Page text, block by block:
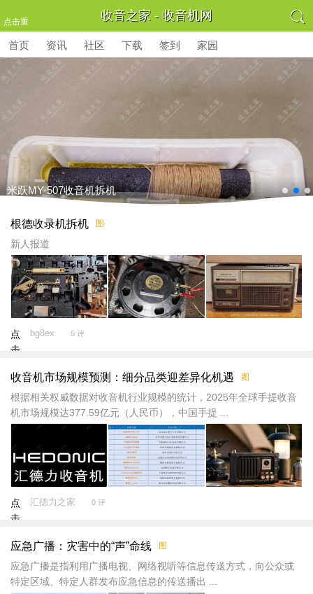
点击重 收音之家 - 收音机网 
首页 资讯 社区 下载 签到 家园
米跃MY-507收音机拆机
根德收录机拆机 图
新人报道
点
击
新
加
载
bg8ex 5 评
收音机市场规模预测：细分品类迎差异化机遇 图
根据相关权威数据对收音机行业规模的统计，2025年全球手提收音
机市场规模达377.59亿元（人民币），中国手提 ...
点
击
新
加
载
汇德力之家 0 评
应急广播：灾害中的“声”命线 图
应急广播是指利用广播电视、网络视听等信息传送方式，向公众或
特定区域、特定人群发布应急信息的传送播出 ...